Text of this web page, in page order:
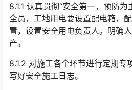
8.1.1 认真贯彻“安全第一，预防
全员，工地用电要设置配电箱，
置，设置安全用电负责人。明确
产。󠅅󠅃󠄵󠅂󠄪󠇖󠆨󠆨󠇕󠆞󠆒󠅬󠇘󠆭󠆘󠇙󠆝󠅵󠇗󠆭󠆁󠄐󠇗󠅹󠅸󠇖󠆍󠅳󠇖󠅹󠅰󠇖󠆌󠅹
8.1.2 对施工各个环节进行定期专
写好安全施工日志。